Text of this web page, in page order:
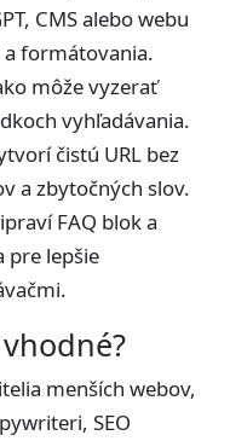
CMS alebo webu
formátovania.
môže vyzerať
vyhľadávania.
čistú URL bez
a zbytočných slov.
FAQ blok a
pre lepšie
menších webov,
SEO